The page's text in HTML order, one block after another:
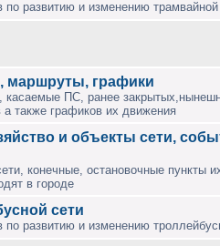
развитию и изменению трамвайной
маршруты, графики
ПС, ранее
также графиков их движения
и объекты сети,
конечные, остановочные пункты
в городе
сети
развитию и изменению